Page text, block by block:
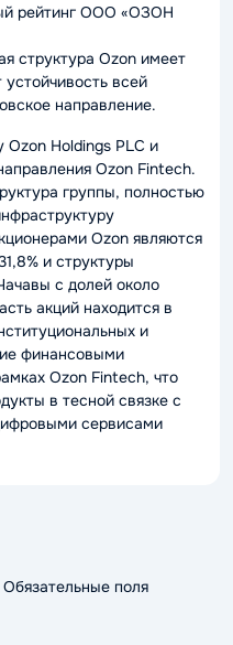
рейтинг ООО «ОЗОН
структура Ozon имеет
устойчивость всей
направление.
Ozon Holdings PLC и
Ozon Fintech.
группы, полностью
Ozon являются
и структуры
с долей около
акций находится в
и
финансовыми
Ozon Fintech, что
в тесной связке с
сервисами
поля